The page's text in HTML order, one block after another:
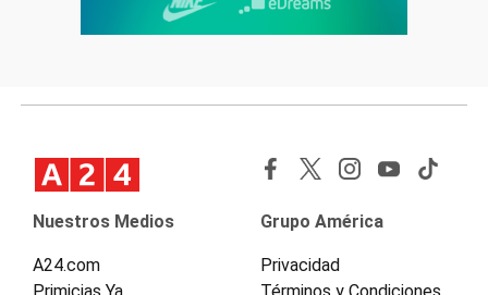
Nuestros Medios
A24.com
Grupo América
Privacidad